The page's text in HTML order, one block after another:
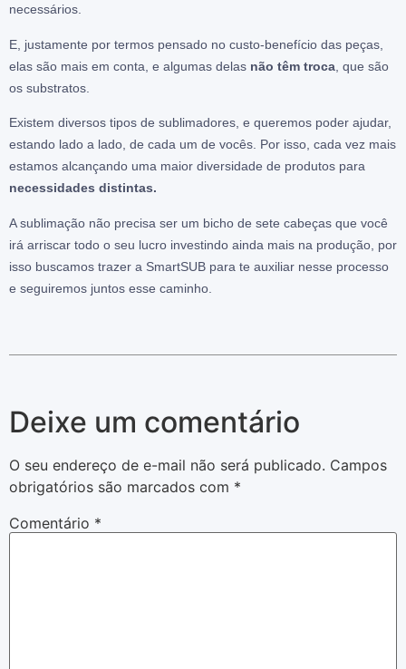
necessários.
E, justamente por termos pensado no custo-benefício das peças,
elas são mais em conta, e algumas delas não têm troca , que são
os substratos.
Existem diversos tipos de sublimadores, e queremos poder ajudar,
estando lado a lado, de cada um de vocês. Por isso, cada vez mais
estamos alcançando uma maior diversidade de produtos para
necessidades distintas.
A sublimação não precisa ser um bicho de sete cabeças que você
irá arriscar todo o seu lucro investindo ainda mais na produção, por
isso buscamos trazer a SmartSUB para te auxiliar nesse processo
e seguiremos juntos esse caminho.
Deixe um comentário
O seu endereço de e-mail não será publicado. Campos
obrigatórios são marcados com *
Comentário *